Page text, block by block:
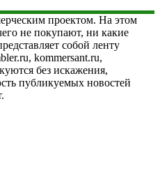
проектом. На этом
не покупают, ни какие
собой ленту
kommersant.ru,
без искажения,
публикуемых новостей